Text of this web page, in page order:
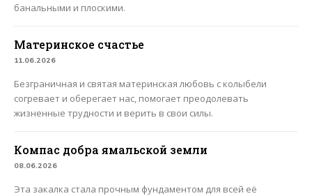
банальными и плоскими.
Материнское счастье
11.06.2026
Безграничная и святая материнская любовь с колыбели
согревает и оберегает нас, помогает преодолевать
жизненные трудности и верить в свои силы.
Компас добра ямальской земли
08.06.2026
Эта закалка стала прочным фундаментом для всей её